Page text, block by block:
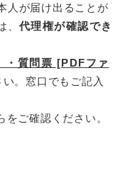
人が届け出ることが
代理権が確認でき
・質問票 [PDFファ
。窓口でもご記入
をご確認ください。